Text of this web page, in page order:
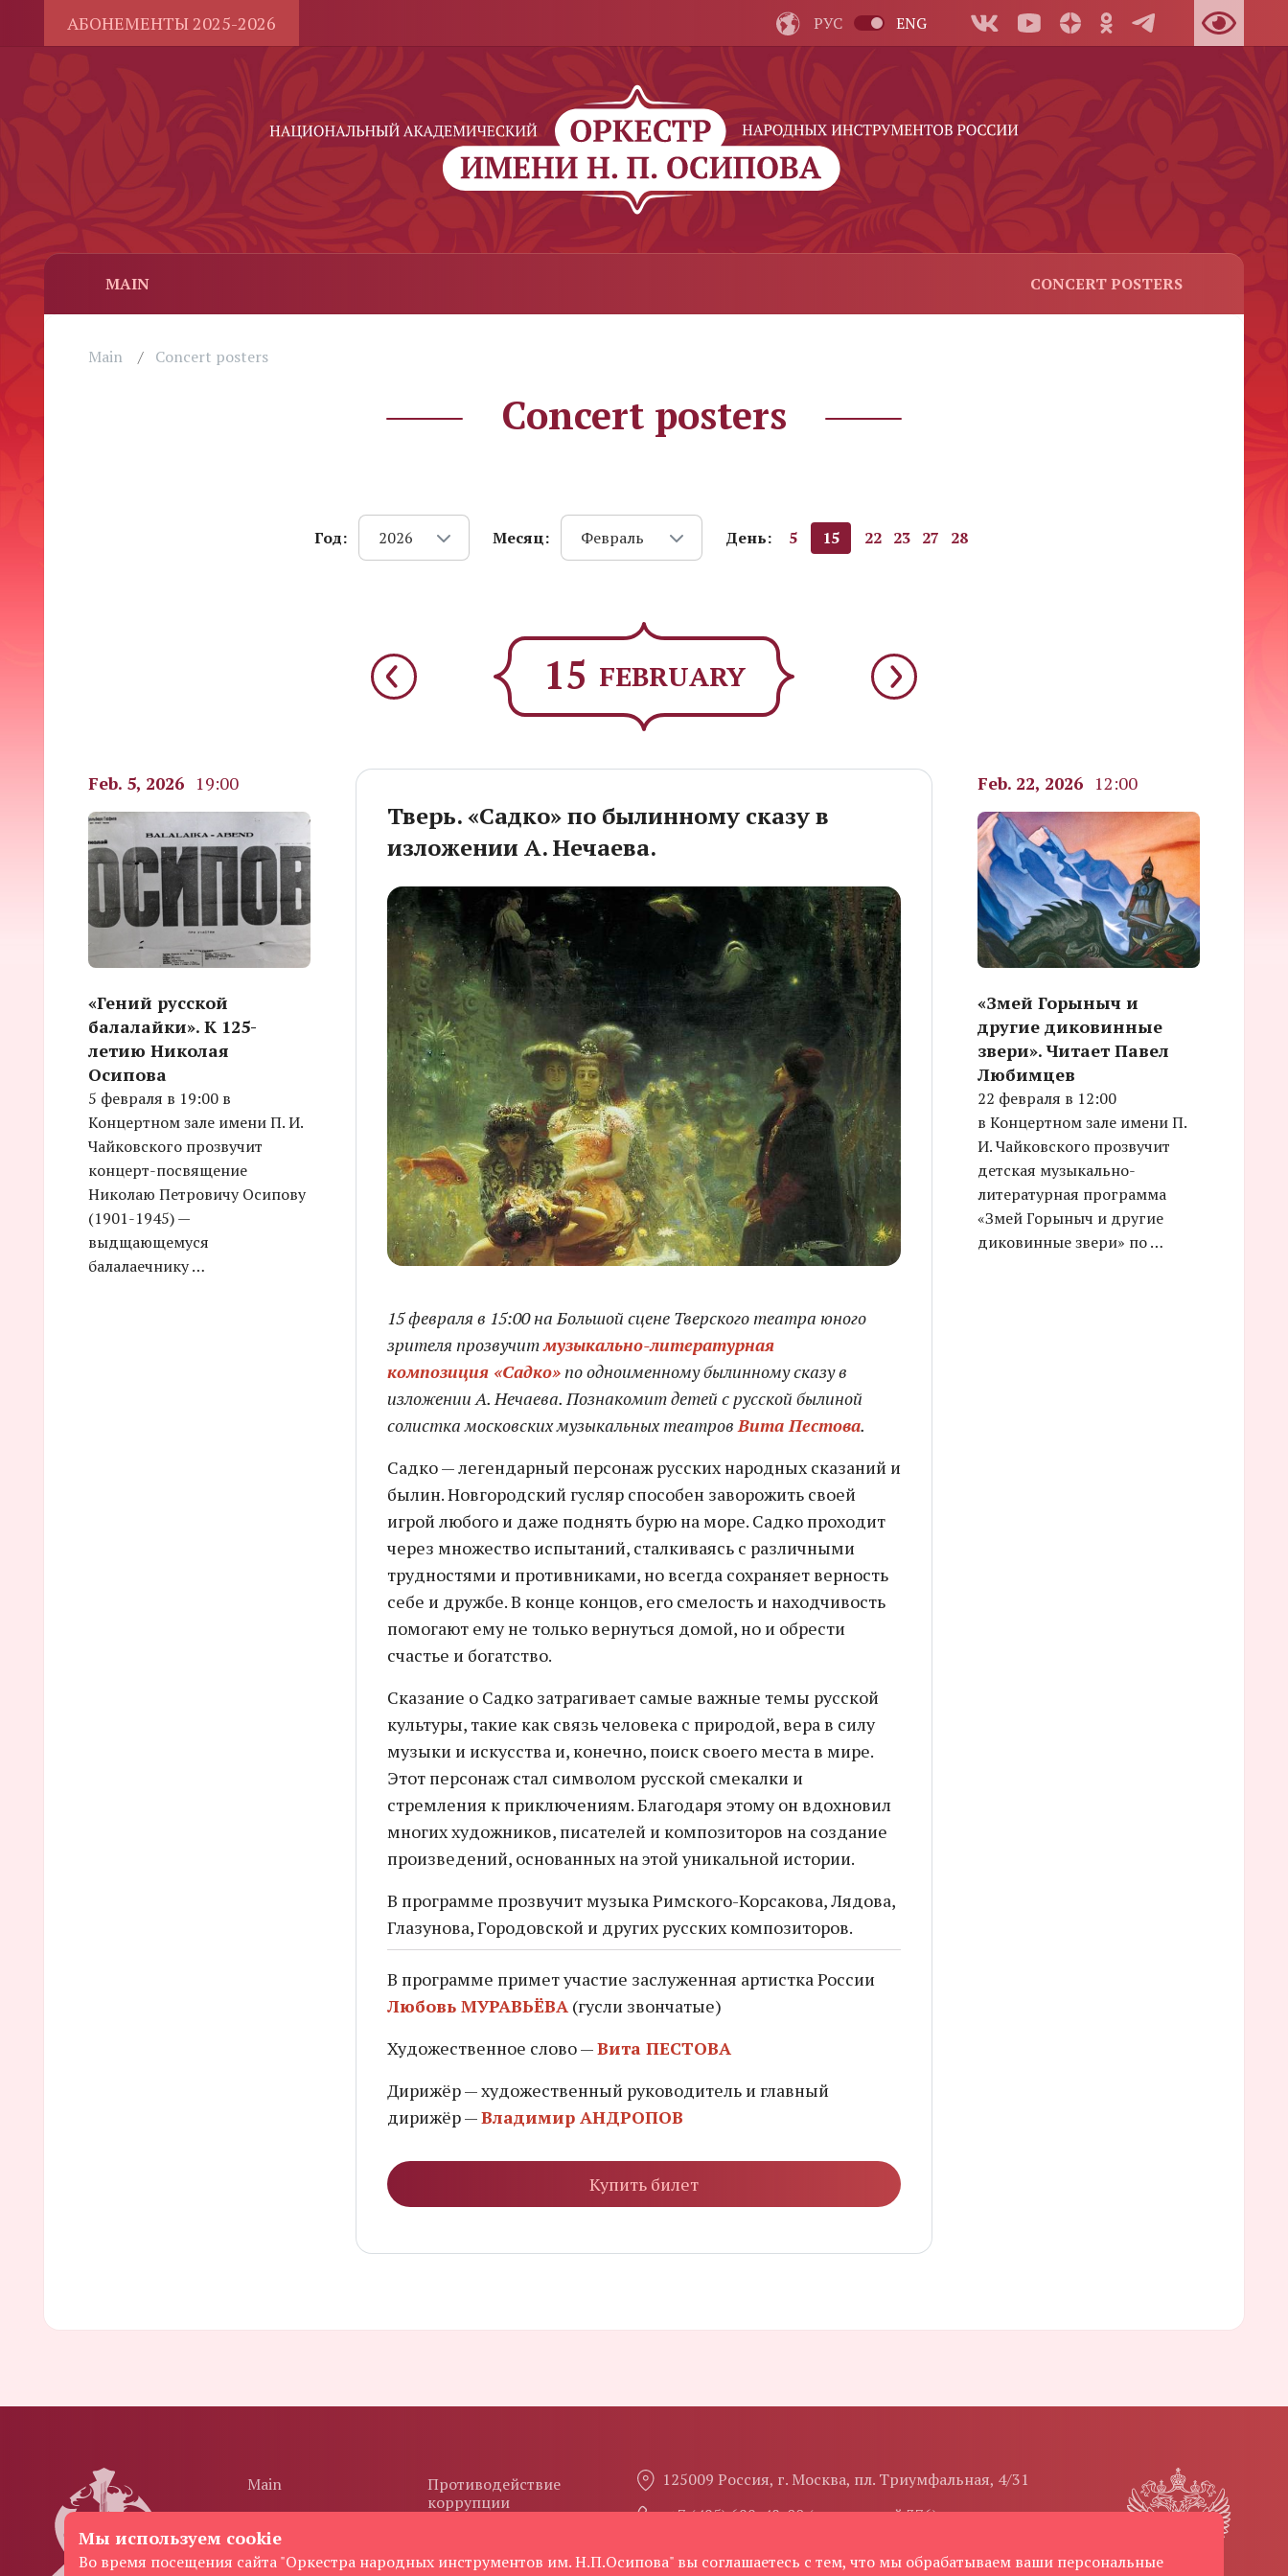
АБОНЕМЕНТЫ 2025-2026 РУС ENG
MAIN CONCERT POSTERS
Main Concert posters
Concert posters
Год: 2026 Месяц: Февраль День: 5 15 22 23 27 28
15 FEBRUARY
Feb. 5, 2026 19:00
«Гений русской
балалайки». К 125-
летию Николая
Осипова
5 февраля в 19:00 в
Концертном зале имени П. И.
Чайковского прозвучит
концерт-посвящение
Николаю Петровичу Осипову
(1901-1945) —
выдщающемуся
балалаечнику …
Тверь. «Садко» по былинному сказу в
изложении А. Нечаева.
15 февраля в 15:00 на Большой сцене Тверского театра юного
зрителя прозвучитмузыкально-литературная
композиция «Садко» по одноименному былинному сказу в
изложении А. Нечаева. Познакомит детей с русской былиной
солистка московских музыкальных театров Вита Пестова.
Садко — легендарный персонаж русских народных сказаний и
былин. Новгородский гусляр способен заворожить своей
игрой любого и даже поднять бурю на море. Садко проходит
через множество испытаний, сталкиваясь с различными
трудностями и противниками, но всегда сохраняет верность
себе и дружбе. В конце концов, его смелость и находчивость
помогают ему не только вернуться домой, но и обрести
счастье и богатство.
Сказание о Садко затрагивает самые важные темы русской
культуры, такие как связь человека с природой, вера в силу
музыки и искусства и, конечно, поиск своего места в мире.
Этот персонаж стал символом русской смекалки и
стремления к приключениям. Благодаря этому он вдохновил
многих художников, писателей и композиторов на создание
произведений, основанных на этой уникальной истории.
В программе прозвучит музыка Римского-Корсакова, Лядова,
Глазунова, Городовской и других русских композиторов.
В программе примет участие заслуженная артистка России
Любовь МУРАВЬЁВА (гусли звончатые)
Художественное слово —Вита ПЕСТОВА
Дирижёр — художественный руководитель и главный
дирижёр —Владимир АНДРОПОВ
Купить билет
Feb. 22, 2026 12:00
«Змей Горыныч и
другие диковинные
звери». Читает Павел
Любимцев
22 февраля в 12:00
в Концертном зале имени П.
И. Чайковского прозвучит
детская музыкально-
литературная программа
«Змей Горыныч и другие
диковинные звери» по …
Main
Concert posters
Противодействие
коррупции
125009 Россия, г. Москва, пл. Триумфальная, 4/31
+7 (495) 699-48-00 (внутренний 376)
Мы используем cookie
Во время посещения сайта "Оркестра народных инструментов им. Н.П.Осипова" вы соглашаетесь с тем, что мы обрабатываем ваши персональные